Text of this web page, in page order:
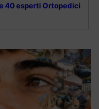
40 esperti Ortopedici